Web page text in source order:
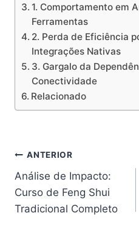
1. Comportamento em
Ferramentas
2. Perda de Eficiência
Integrações Nativas
3. Gargalo da
Conectividade
Relacionado
Navegação
de
Post
ANTERIOR
Análise de Impacto:
Curso de Feng Shui
Tradicional Completo